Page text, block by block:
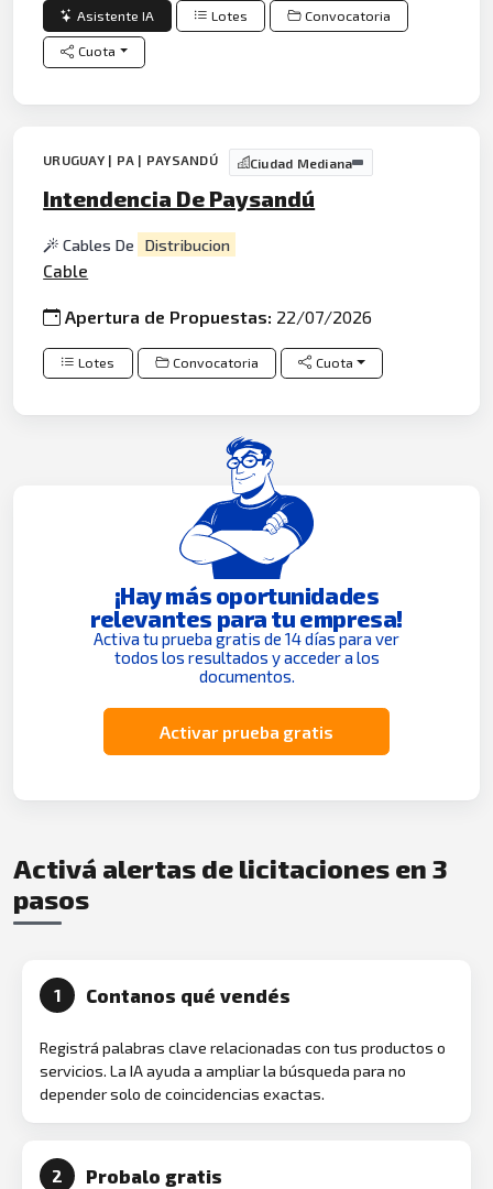
Asistente IA Lotes Convocatoria
Cuota
URUGUAY | PA | PAYSANDÚ Ciudad Mediana
Intendencia De Paysandú
Cables De Distribucion
Cable
Apertura de Propuestas: 22/07/2026
Lotes Convocatoria Cuota
¡Hay más oportunidades
relevantes para tu empresa!
Activa tu prueba gratis de 14 días para ver
todos los resultados y acceder a los
documentos.
Activar prueba gratis
Activá alertas de licitaciones en 3
pasos
1 Contanos qué vendés
Registrá palabras clave relacionadas con tus productos o
servicios. La IA ayuda a ampliar la búsqueda para no
depender solo de coincidencias exactas.
2 Probalo gratis